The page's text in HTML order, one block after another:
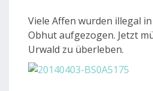
Viele Affen wurden illegal
Obhut aufgezogen. Jetzt
Urwald zu überleben.